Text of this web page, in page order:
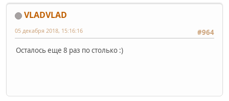
VLADVLAD
#964
05 декабря 2018, 15:16:16
Осталось еще 8 раз по столько :)